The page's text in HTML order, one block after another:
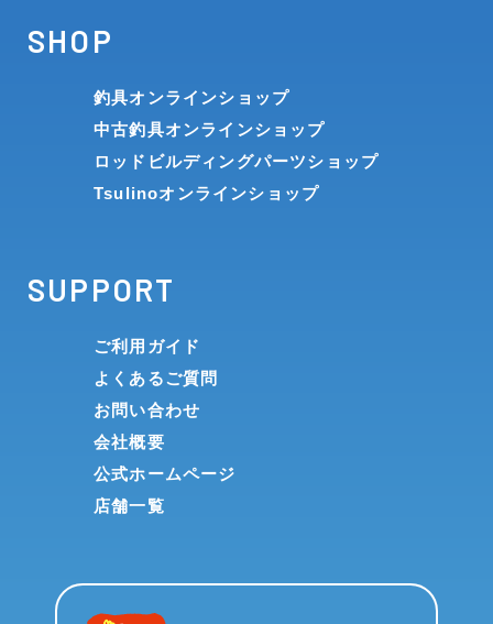
SHOP
釣具オンラインショップ
中古釣具オンラインショップ
ロッドビルディングパーツショップ
Tsulinoオンラインショップ
SUPPORT
ご利用ガイド
よくあるご質問
お問い合わせ
会社概要
公式ホームページ
店舗一覧